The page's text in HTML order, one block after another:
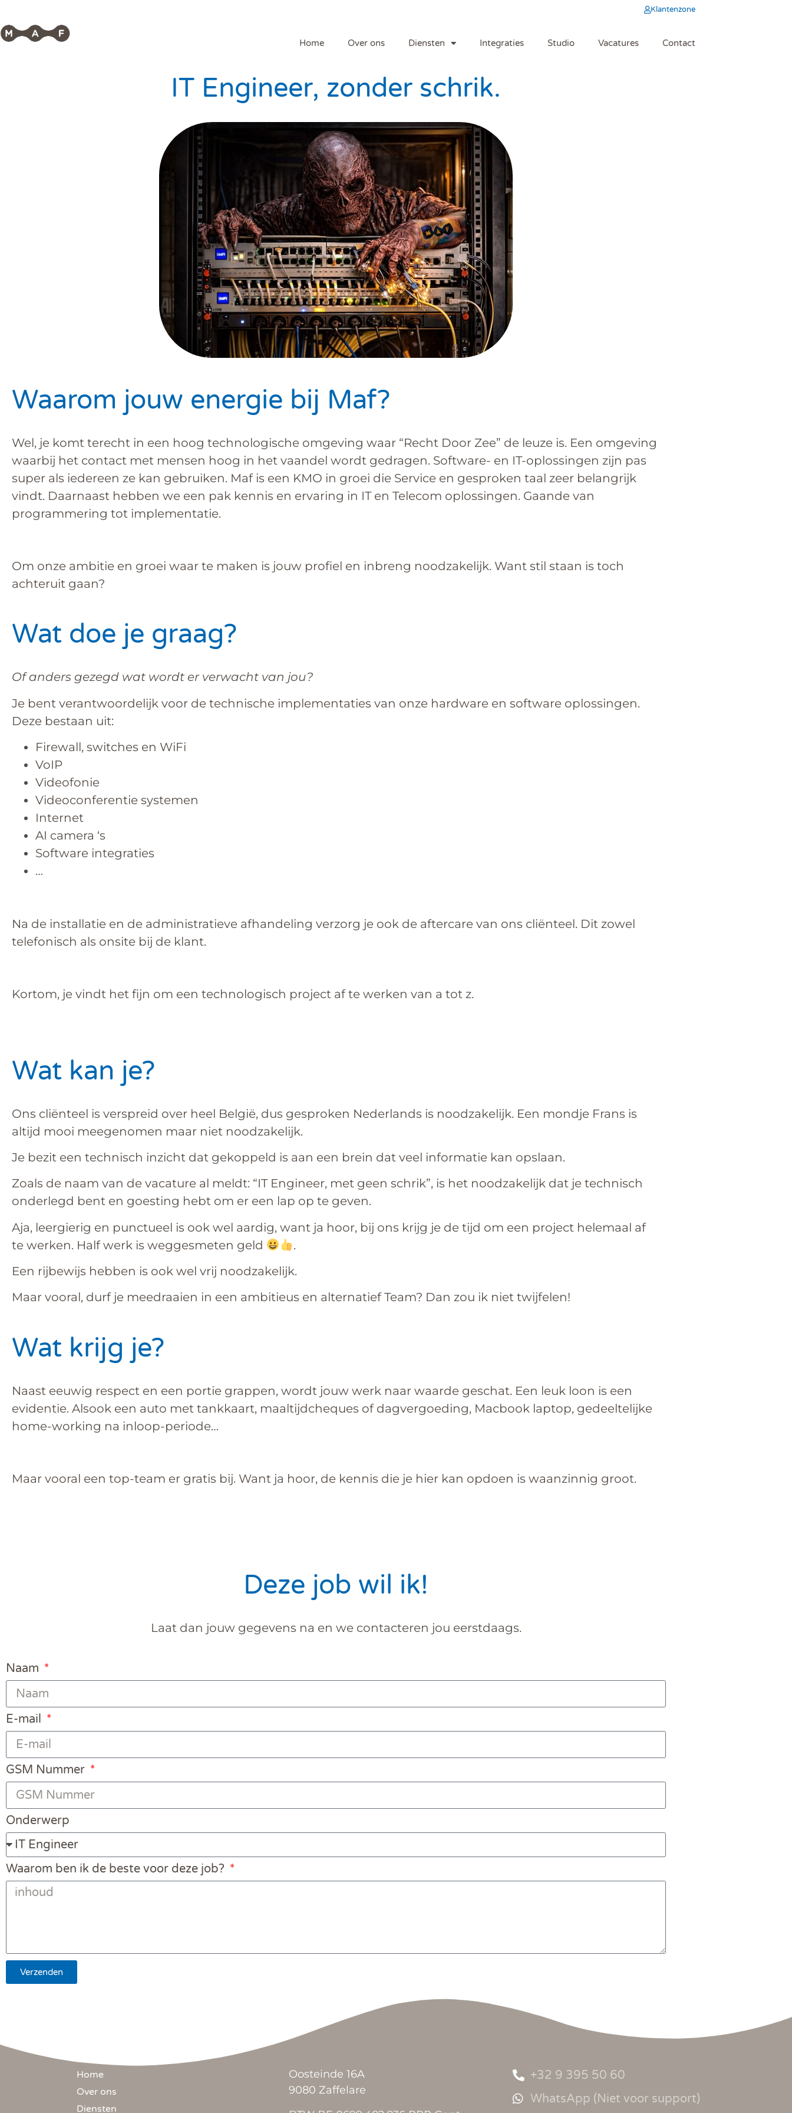
Klantenzone
Home Over ons Diensten Integraties Studio Vacatures Contact
IT Engineer, zonder schrik.
Waarom jouw energie bij Maf?
Wel, je komt terecht in een hoog technologische omgeving waar “Recht Door Zee” de leuze is. Een omgeving
waarbij het contact met mensen hoog in het vaandel wordt gedragen. Software- en IT-oplossingen zijn pas
super als iedereen ze kan gebruiken. Maf is een KMO in groei die Service en gesproken taal zeer belangrijk
vindt. Daarnaast hebben we een pak kennis en ervaring in IT en Telecom oplossingen. Gaande van
programmering tot implementatie.
Om onze ambitie en groei waar te maken is jouw profiel en inbreng noodzakelijk. Want stil staan is toch
achteruit gaan?
Wat doe je graag?
Of anders gezegd wat wordt er verwacht van jou?
Je bent verantwoordelijk voor de technische implementaties van onze hardware en software oplossingen.
Deze bestaan uit:
Firewall, switches en WiFi
VoIP
Videofonie
Videoconferentie systemen
Internet
AI camera ‘s
Software integraties
…
Na de installatie en de administratieve afhandeling verzorg je ook de aftercare van ons cliënteel. Dit zowel
telefonisch als onsite bij de klant.
Kortom, je vindt het fijn om een technologisch project af te werken van a tot z.
Wat kan je?
Ons cliënteel is verspreid over heel België, dus gesproken Nederlands is noodzakelijk. Een mondje Frans is
altijd mooi meegenomen maar niet noodzakelijk.
Je bezit een technisch inzicht dat gekoppeld is aan een brein dat veel informatie kan opslaan.
Zoals de naam van de vacature al meldt: “IT Engineer, met geen schrik”, is het noodzakelijk dat je technisch
onderlegd bent en goesting hebt om er een lap op te geven.
Aja, leergierig en punctueel is ook wel aardig, want ja hoor, bij ons krijg je de tijd om een project helemaal af
te werken. Half werk is weggesmeten geld
.
Een rijbewijs hebben is ook wel vrij noodzakelijk.
Maar vooral, durf je meedraaien in een ambitieus en alternatief Team? Dan zou ik niet twijfelen!
Wat krijg je?
Naast eeuwig respect en een portie grappen, wordt jouw werk naar waarde geschat. Een leuk loon is een
evidentie. Alsook een auto met tankkaart, maaltijdcheques of dagvergoeding, Macbook laptop, gedeeltelijke
home-working na inloop-periode…
Maar vooral een top-team er gratis bij. Want ja hoor, de kennis die je hier kan opdoen is waanzinnig groot.
Deze job wil ik!
Laat dan jouw gegevens na en we contacteren jou eerstdaags.
Naam
E-mail
GSM Nummer
Onderwerp
Waarom ben ik de beste voor deze job?
Verzenden
Home
Over ons
Diensten
Oosteinde 16A
9080 Zaffelare
+32 9 395 50 60
WhatsApp (Niet voor support)